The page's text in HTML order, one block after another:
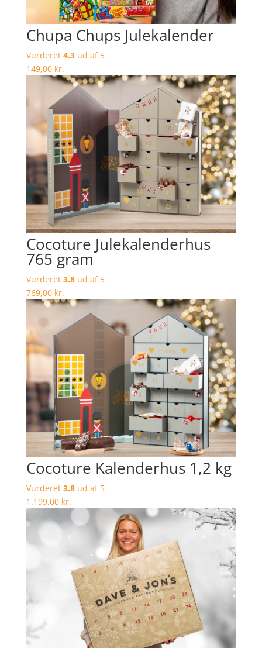
Chupa Chups Julekalender
Vurderet 4.3ud af 5
149,00 kr.
Cocoture Julekalenderhus
765 gram
Vurderet 3.8ud af 5
769,00 kr.
Cocoture Kalenderhus 1,2 kg
Vurderet 3.8ud af 5
1.199,00 kr.